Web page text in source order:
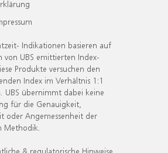
Indikationen basieren auf
von UBS emittierten Index-
Produkte versuchen den
Index im Verhältnis 1:1
UBS übernimmt dabei keine
für die Genauigkeit,
oder Angemessenheit der
Methodik.